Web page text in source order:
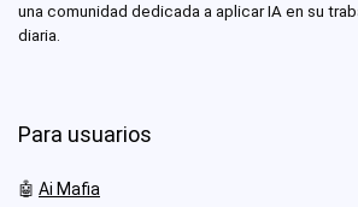
una comunidad dedicada a aplicar IA en su
diaria.
Para usuarios
🤖 Ai Mafia